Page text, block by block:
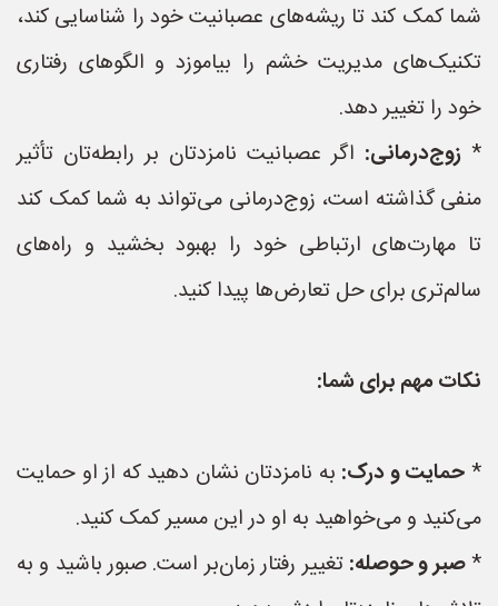
شما کمک کند تا ریشه‌های عصبانیت خود را شناسایی کند،
تکنیک‌های مدیریت خشم را بیاموزد و الگوهای رفتاری
خود را تغییر دهد.
* زوج‌درمانی: اگر عصبانیت نامزدتان بر رابطه‌تان تأثیر
منفی گذاشته است، زوج‌درمانی می‌تواند به شما کمک کند
تا مهارت‌های ارتباطی خود را بهبود بخشید و راه‌های
سالم‌تری برای حل تعارض‌ها پیدا کنید.
نکات مهم برای شما:
* حمایت و درک: به نامزدتان نشان دهید که از او حمایت
می‌کنید و می‌خواهید به او در این مسیر کمک کنید.
*صبر و حوصله: تغییر رفتار زمان‌بر است. صبور باشید و به